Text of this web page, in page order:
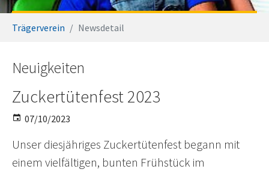
Trägerverein Newsdetail
Neuigkeiten
Zuckertütenfest 2023
07/10/2023
Unser diesjähriges Zuckertütenfest begann mit
einem vielfältigen, bunten Frühstück im